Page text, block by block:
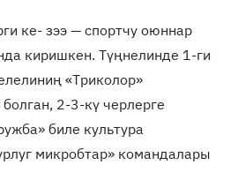
ке- зээ — спортчу оюннар
киришкен. Түңнелинде 1-ги
«Триколор»
2-3-кү черлерге
биле культура
микробтар» командалары